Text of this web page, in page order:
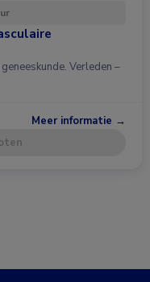
Verleden –
Meer informatie →